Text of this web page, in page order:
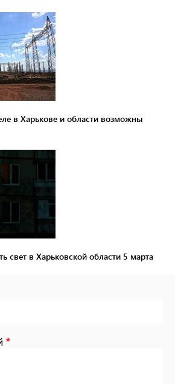
в Харькове и области возможны
свет в Харьковской области 5 марта